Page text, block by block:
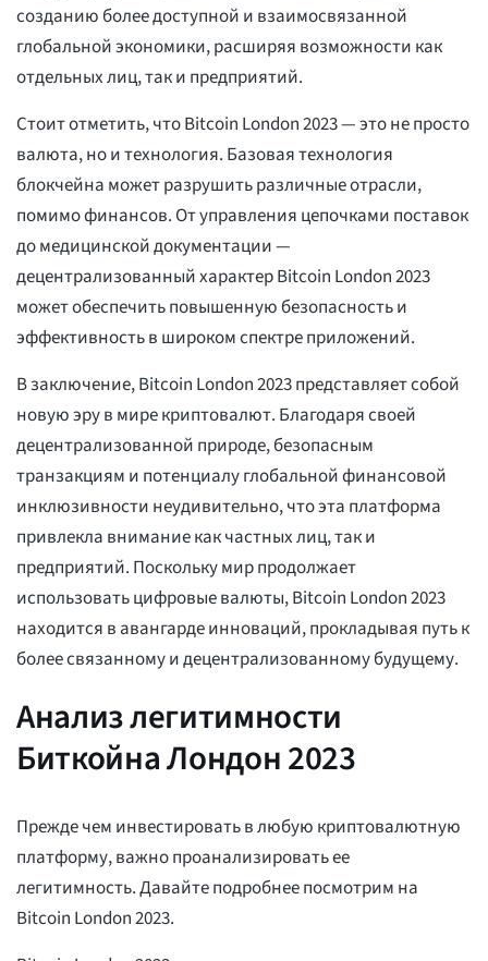
созданию более доступной и взаимосвязанной
глобальной экономики, расширяя возможности как
отдельных лиц, так и предприятий.
Стоит отметить, что Bitcoin London 2023 — это не просто
валюта, но и технология. Базовая технология
блокчейна может разрушить различные отрасли,
помимо финансов. От управления цепочками поставок
до медицинской документации —
децентрализованный характер Bitcoin London 2023
может обеспечить повышенную безопасность и
эффективность в широком спектре приложений.
В заключение, Bitcoin London 2023 представляет собой
новую эру в мире криптовалют. Благодаря своей
децентрализованной природе, безопасным
транзакциям и потенциалу глобальной финансовой
инклюзивности неудивительно, что эта платформа
привлекла внимание как частных лиц, так и
предприятий. Поскольку мир продолжает
использовать цифровые валюты, Bitcoin London 2023
находится в авангарде инноваций, прокладывая путь к
более связанному и децентрализованному будущему.
Анализ легитимности
Биткойна Лондон 2023
Прежде чем инвестировать в любую криптовалютную
платформу, важно проанализировать ее
легитимность. Давайте подробнее посмотрим на
Bitcoin London 2023.